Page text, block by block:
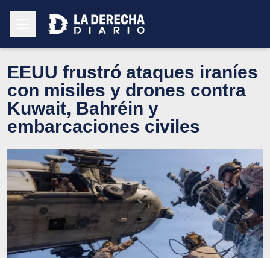
EEUU frustró ataques iraníes
con misiles y drones contra
Kuwait, Bahréin y
embarcaciones civiles